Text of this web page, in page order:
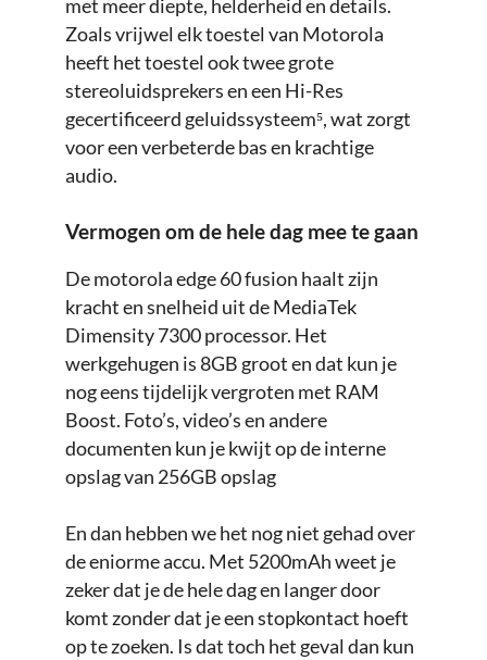
met meer diepte, helderheid en details.
Zoals vrijwel elk toestel van Motorola
heeft het toestel ook twee grote
stereoluidsprekers en een Hi-Res
gecertificeerd geluidssysteem⁵, wat zorgt
voor een verbeterde bas en krachtige
audio.
Vermogen om de hele dag mee te gaan
De motorola edge 60 fusion haalt zijn
kracht en snelheid uit de MediaTek
Dimensity 7300 processor. Het
werkgehugen is 8GB groot en dat kun je
nog eens tijdelijk vergroten met RAM
Boost. Foto’s, video’s en andere
documenten kun je kwijt op de interne
opslag van 256GB opslag
En dan hebben we het nog niet gehad over
de eniorme accu. Met 5200mAh weet je
zeker dat je de hele dag en langer door
komt zonder dat je een stopkontact hoeft
op te zoeken. Is dat toch het geval dan kun